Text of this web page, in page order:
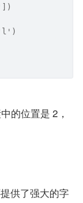
的位置是 2，
供了强大的字